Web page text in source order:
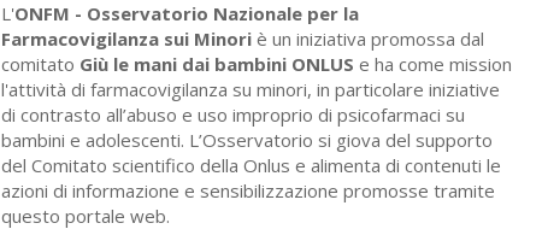
L'ONFM - Osservatorio Nazionale per la
Farmacovigilanza sui Minori è un iniziativa promossa dal
comitato Giù le mani dai bambini ONLUS e ha come mission
l'attività di farmacovigilanza su minori, in particolare iniziative
di contrasto all’abuso e uso improprio di psicofarmaci su
bambini e adolescenti. L’Osservatorio si giova del supporto
del Comitato scientifico della Onlus e alimenta di contenuti le
azioni di informazione e sensibilizzazione promosse tramite
questo portale web.